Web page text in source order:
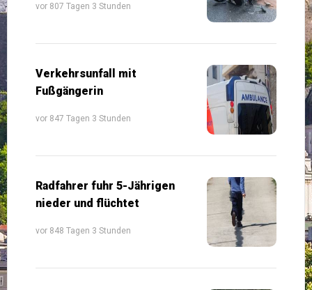
vor 807 Tagen 3 Stunden
Verkehrsunfall mit
Fußgängerin
vor 847 Tagen 3 Stunden
Radfahrer fuhr 5-Jährigen
nieder und flüchtet
vor 848 Tagen 3 Stunden